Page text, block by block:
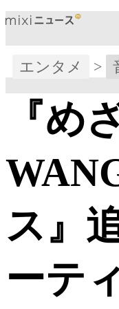
エンタメ >
『め
ス』
ーテ